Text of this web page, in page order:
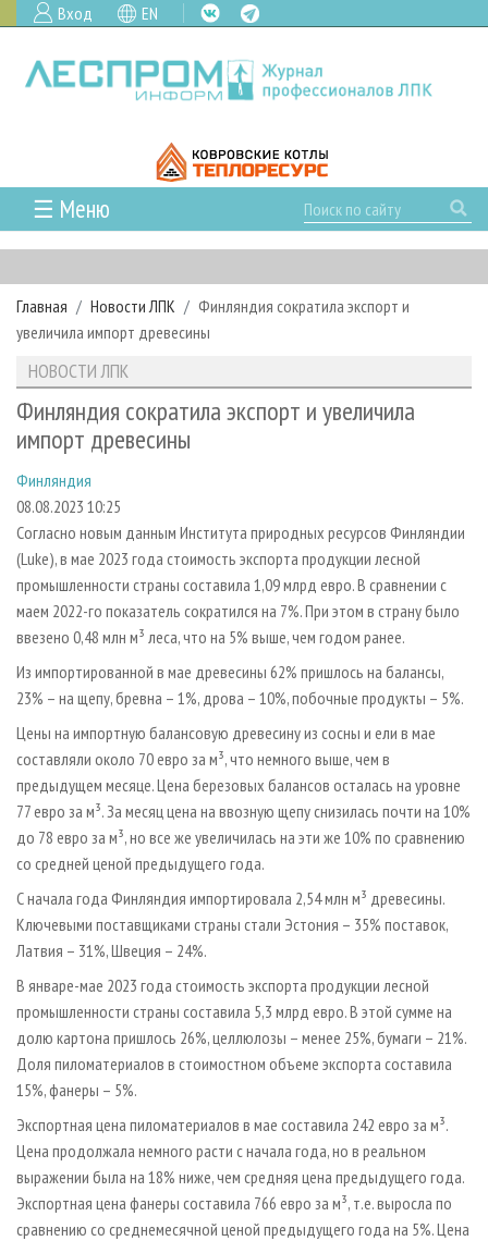
Вход EN
☰ Меню
ГЛАВНАЯ
РУБРИКИ И ТЕМЫ
РУБРИКИ ЖУРНАЛА
ЛЕСОЗАГОТОВКА
ЛЕСОПИЛЕНИЕ
СУШКА ДРЕВЕСИНЫ
ПРОИЗВОДСТВО ДРЕВЕСНЫХ ПЛИТ
ДЕРЕВЯННОЕ ДОМОСТРОЕНИЕ
ПРОИЗВОДСТВО МЕБЕЛИ
БИОЭНЕРГЕТИКА
ЦБП
НОВОСТИ
НОВОСТИ ЛПК
НОВОСТИ ЖУРНАЛА
ПРОЕКТЫ ЛПИ
АНАЛИТИКА
ПРЕДПРИЯТИЯ ЛПК
ПЕРСОНЫ
МОБИЛЬНЫЕ ВЫСТАВКИ
ОФИЦИАЛЬНЫЕ ДЕЛЕГАЦИИ
ПРИОРИТЕТНЫЕ ИНВЕСТПРОЕКТЫ
RUSSIAN FORESTRY REVIEW
ГАЗЕТА ЛЕСПРОМФОРУМ
БИБЛИОТЕКА СПЕЦИАЛИСТА
АРХИВ
АРХИВ ЖУРНАЛОВ
О ЖУРНАЛЕ
КОНТАКТЫ
РЕКЛАМОДАТЕЛЯМ
РЕКЛАМА
РЕКЛАМА НА САЙТЕ
Главная Новости ЛПК
Финляндия сократила экспорт и
увеличила импорт древесины
НОВОСТИ ЛПК
Финляндия сократила экспорт и увеличила
импорт древесины
Финляндия
08.08.2023 10:25
Согласно новым данным Института природных ресурсов Финляндии
(Luke), в мае 2023 года стоимость экспорта продукции лесной
промышленности страны составила 1,09 млрд евро. В сравнении с
маем 2022-го показатель сократился на 7%. При этом в страну было
ввезено 0,48 млн м³ леса, что на 5% выше, чем годом ранее.
Из импортированной в мае древесины 62% пришлось на балансы,
23% – на щепу, бревна – 1%, дрова – 10%, побочные продукты – 5%.
Цены на импортную балансовую древесину из сосны и ели в мае
составляли около 70 евро за м³, что немного выше, чем в
предыдущем месяце. Цена березовых балансов осталась на уровне
77 евро за м³. За месяц цена на ввозную щепу снизилась почти на 10%
до 78 евро за м³, но все же увеличилась на эти же 10% по сравнению
со средней ценой предыдущего года.
С начала года Финляндия импортировала 2,54 млн м³ древесины.
Ключевыми поставщиками страны стали Эстония – 35% поставок,
Латвия – 31%, Швеция – 24%.
В январе-мае 2023 года стоимость экспорта продукции лесной
промышленности страны составила 5,3 млрд евро. В этой сумме на
долю картона пришлось 26%, целлюлозы – менее 25%, бумаги – 21%.
Доля пиломатериалов в стоимостном объеме экспорта составила
15%, фанеры – 5%.
Экспортная цена пиломатериалов в мае составила 242 евро за м³.
Цена продолжала немного расти с начала года, но в реальном
выражении была на 18% ниже, чем средняя цена предыдущего года.
Экспортная цена фанеры составила 766 евро за м³, т.е. выросла по
сравнению со среднемесячной ценой предыдущего года на 5%. Цена